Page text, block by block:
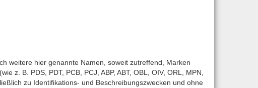
weitere hier genannte Namen, soweit zutreffend, Marken
z. B. PDS, PDT, PCB, PCJ, ABP, ABT, OBL, OIV, ORL, MPN,
zu Identifikations- und Beschreibungszwecken und ohne